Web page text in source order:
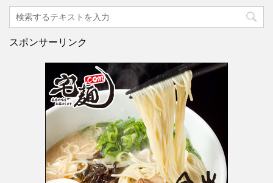
スポンサーリンク